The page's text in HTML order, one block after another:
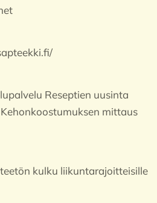
Reseptien uusinta
mittaus
kulku liikuntarajoitteisille